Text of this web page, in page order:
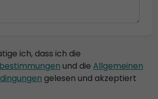
ich, dass ich die
und die Allgemeinen
gelesen und akzeptiert